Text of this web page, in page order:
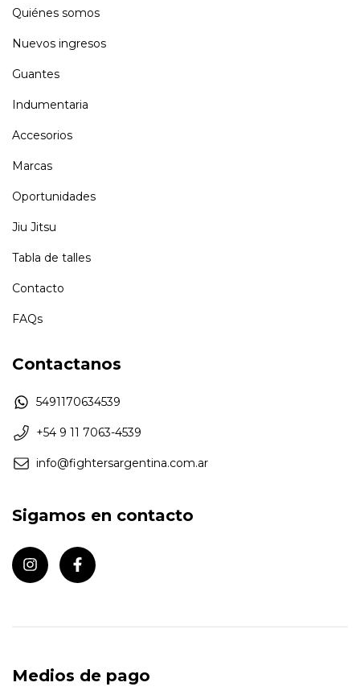
Quiénes somos
Nuevos ingresos
Guantes
Indumentaria
Accesorios
Marcas
Oportunidades
Jiu Jitsu
Tabla de talles
Contacto
FAQs
Contactanos
5491170634539
+54 9 11 7063-4539
info@fightersargentina.com.ar
Sigamos en contacto
Medios de pago